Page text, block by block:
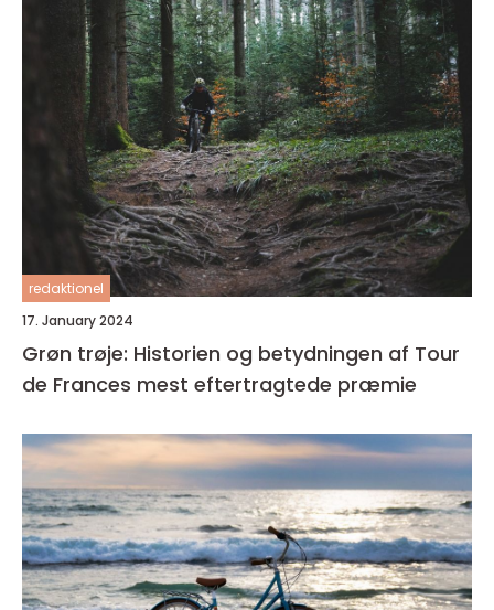
redaktionel
17. January 2024
Grøn trøje: Historien og betydningen af Tour
de Frances mest eftertragtede præmie